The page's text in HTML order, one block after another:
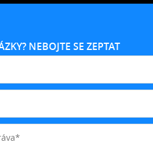
NEBOJTE SE ZEPTAT